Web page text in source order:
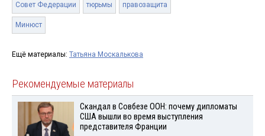
Совет Федерации тюрьмы правозащита
Минюст
Ещё материалы: Татьяна Москалькова
Рекомендуемые материалы
Скандал в Совбезе ООН: почему дипломаты
США вышли во время выступления
представителя Франции